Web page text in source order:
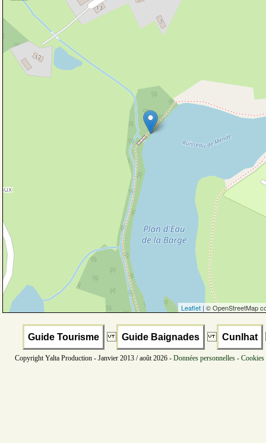
Leaflet | © OpenStreetMap
Guide Tourisme Guide Baignades Cunlhat
Copyright Yalta Production - Janvier 2013 / août 2026 - Données personnelles -